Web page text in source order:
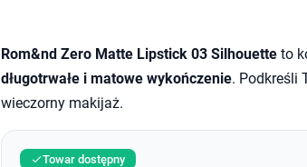
Rom&nd Zero Matte Lipstick 03 Silhouetteto
długotrwałe i matowe wykończenie. Podkreśli
wieczorny makijaż.
Towar dostępny